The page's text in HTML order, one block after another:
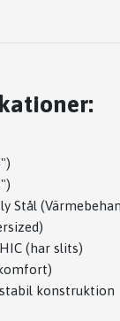
Stål
(har slits)
konstruktion